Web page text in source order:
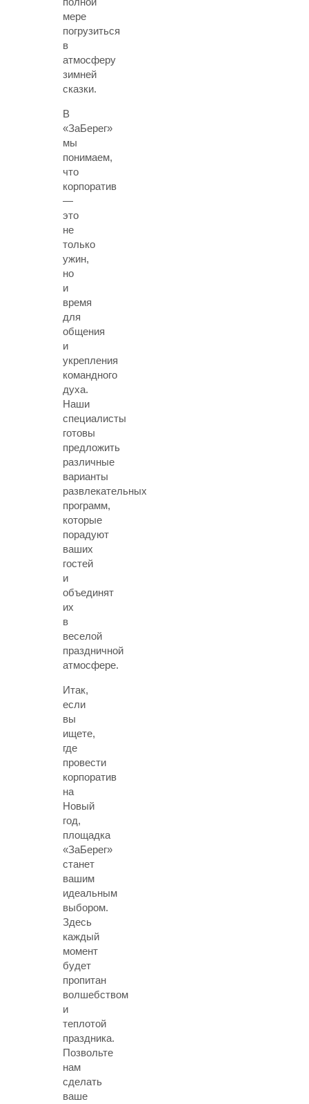
мере
погрузиться
в
атмосферу
зимней
сказки.
В
«ЗаБерег»
мы
понимаем,
что
корпоратив
—
это
не
только
ужин,
но
и
время
для
общения
и
укрепления
командного
духа.
Наши
специалисты
готовы
предложить
различные
варианты
развлекательных
программ,
которые
порадуют
ваших
гостей
и
объединят
их
в
веселой
праздничной
атмосфере.
Итак,
если
вы
ищете,
где
провести
корпоратив
на
Новый
год,
площадка
«ЗаБерег»
станет
вашим
идеальным
выбором.
Здесь
каждый
момент
будет
пропитан
волшебством
и
теплотой
праздника.
Позвольте
нам
сделать
ваше